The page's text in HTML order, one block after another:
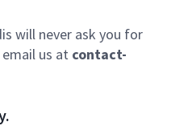
will never ask you for
us at contact-